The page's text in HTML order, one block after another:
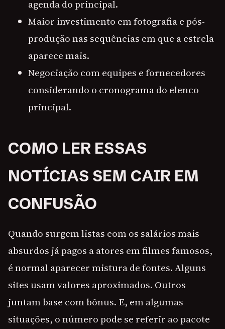
agenda do principal.
Maior investimento em fotografia e pós-
produção nas sequências em que a estrela
aparece mais.
Negociação com equipes e fornecedores
considerando o cronograma do elenco
principal.
COMO LER ESSAS
NOTÍCIAS SEM CAIR EM
CONFUSÃO
Quando surgem listas com os salários mais
absurdos já pagos a atores em filmes famosos,
é normal aparecer mistura de fontes. Alguns
sites usam valores aproximados. Outros
juntam base com bônus. E, em algumas
situações, o número pode se referir ao pacote